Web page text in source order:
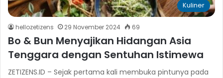
Kuliner
hellozetizens 29 November 2024 69
Bo & Bun Menyajikan Hidangan Asia
Tenggara dengan Sentuhan Istimewa
ZETIZENS.ID – Sejak pertama kali membuka pintunya pada